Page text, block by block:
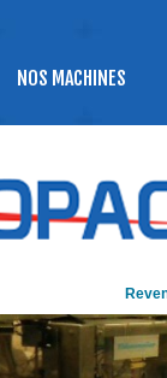
NOS MACHINES